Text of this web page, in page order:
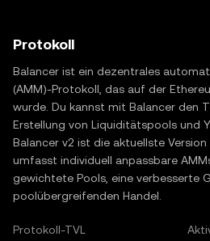
Protokoll
Balancer ist ein dezentrales
(AMM)-Protokoll, das auf der
wurde. Du kannst mit Balancer den
Erstellung von Liquiditätspools und
Balancer v2 ist die aktuellste
umfasst individuell anpassbare
gewichtete Pools, eine verbesserte
poolübergreifenden Handel.
Protokoll-TVL